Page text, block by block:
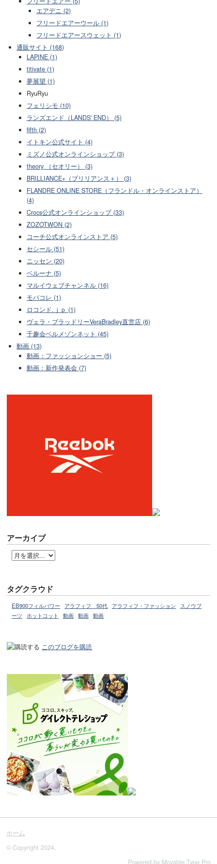
エアデニ (2)
フリードエアーウール (1)
フリードエアースウェット (1)
通販サイト (168)
LAPINE (1)
titivate (1)
夢展望 (1)
RyuRyu
フェリシモ (10)
ランズエンド（LANDS' END） (5)
fifth (2)
イトキン公式サイト (4)
ミズノ公式オンラインショップ (3)
theory （セオリー） (3)
BRILLIANCE+（ブリリアンス＋） (3)
FLANDRE ONLINE STORE（フランドル・オンラインストア）
(4)
Crocs公式オンラインショップ (33)
ZOZOTWON (2)
コーチ公式オンラインストア (5)
セシール (51)
ニッセン (20)
ベルーナ (5)
マルイウェブチャンネル (16)
モバコレ (1)
ロコンド.ｊｐ (1)
ヴェラ・ブラッドリーVeraBradley直営店 (6)
千趣会ベルメゾンネット (45)
動画 (13)
動画：ファッションショー (5)
動画：新作発表会 (7)
アーカイブ
タグクラウド
EB900フィルパワー アラフィフ 50代 アラフィフ・ファッション
スノウブ
ーツ
ホットコット 動画 動画 動画
このブログを購読
ホーム
© Copyright 2024.
Powered by Movable Type Pro